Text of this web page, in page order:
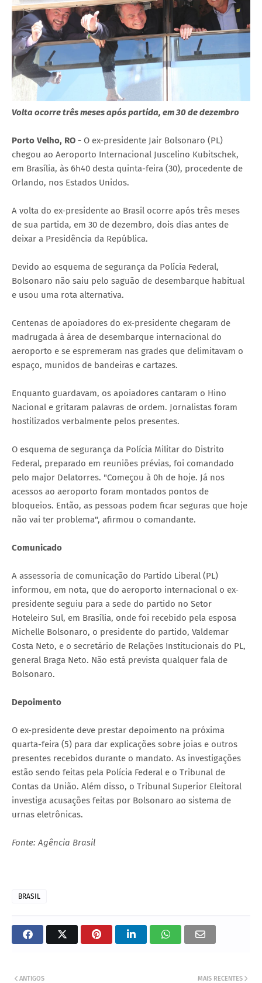
Volta ocorre três meses após partida, em 30 de dezembro
Porto Velho, RO - O ex-presidente Jair Bolsonaro (PL)
chegou ao Aeroporto Internacional Juscelino Kubitschek,
em Brasília, às 6h40 desta quinta-feira (30), procedente de
Orlando, nos Estados Unidos.
A volta do ex-presidente ao Brasil ocorre após três meses
de sua partida, em 30 de dezembro, dois dias antes de
deixar a Presidência da República.
Devido ao esquema de segurança da Polícia Federal,
Bolsonaro não saiu pelo saguão de desembarque habitual
e usou uma rota alternativa.
Centenas de apoiadores do ex-presidente chegaram de
madrugada à área de desembarque internacional do
aeroporto e se espremeram nas grades que delimitavam o
espaço, munidos de bandeiras e cartazes.
Enquanto guardavam, os apoiadores cantaram o Hino
Nacional e gritaram palavras de ordem. Jornalistas foram
hostilizados verbalmente pelos presentes.
O esquema de segurança da Polícia Militar do Distrito
Federal, preparado em reuniões prévias, foi comandado
pelo major Delatorres. "Começou à 0h de hoje. Já nos
acessos ao aeroporto foram montados pontos de
bloqueios. Então, as pessoas podem ficar seguras que hoje
não vai ter problema", afirmou o comandante.
Comunicado
A assessoria de comunicação do Partido Liberal (PL)
informou, em nota, que do aeroporto internacional o ex-
presidente seguiu para a sede do partido no Setor
Hoteleiro Sul, em Brasília, onde foi recebido pela esposa
Michelle Bolsonaro, o presidente do partido, Valdemar
Costa Neto, e o secretário de Relações Institucionais do PL,
general Braga Neto. Não está prevista qualquer fala de
Bolsonaro.
Depoimento
O ex-presidente deve prestar depoimento na próxima
quarta-feira (5) para dar explicações sobre joias e outros
presentes recebidos durante o mandato. As investigações
estão sendo feitas pela Polícia Federal e o Tribunal de
Contas da União. Além disso, o Tribunal Superior Eleitoral
investiga acusações feitas por Bolsonaro ao sistema de
urnas eletrônicas.
Fonte: Agência Brasil
BRASIL
MAIS RECENTES
ANTIGOS